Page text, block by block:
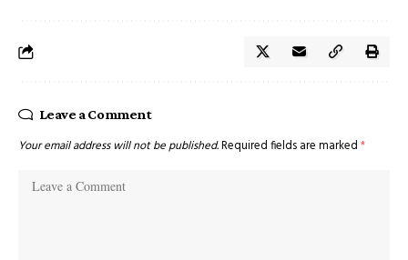
Leave a Comment
Your email address will not be published.Required fields are marked *